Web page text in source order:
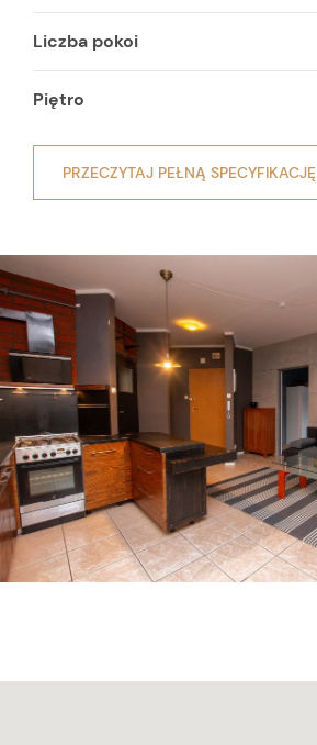
Liczba pokoi
Piętro
PRZECZYTAJ PEŁNĄ SPECYFIKACJĘ